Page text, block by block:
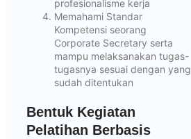
profesionalisme kerja
Memahami Standar
Kompetensi seorang
Corporate Secretary serta
mampu melaksanakan tugas-
tugasnya sesuai dengan yang
sudah ditentukan
Bentuk Kegiatan
Pelatihan Berbasis